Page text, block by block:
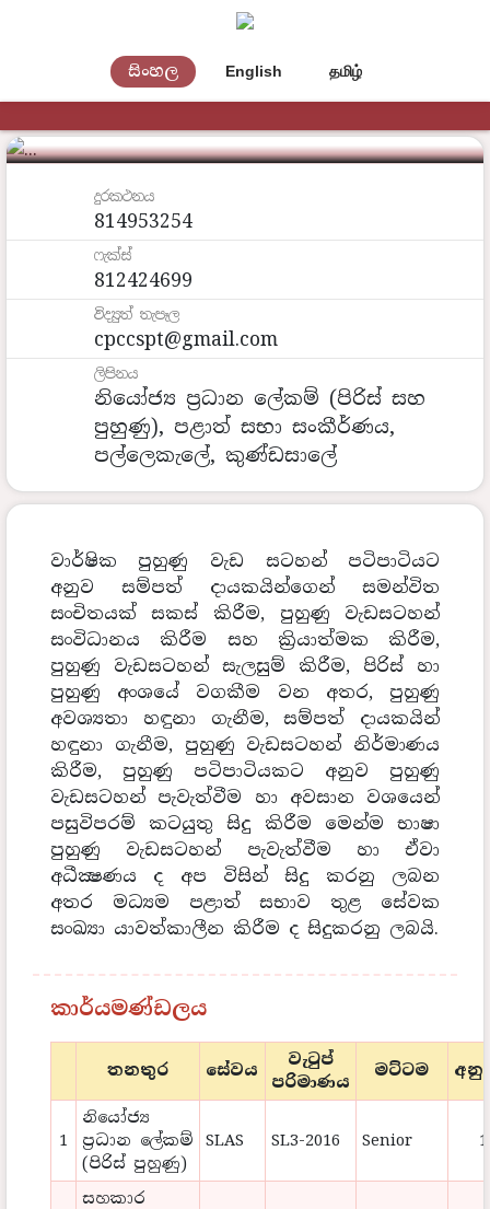
සිංහල English தமிழ்
පිරිස් සහ පුහුණු අංශය
දුරකථනය
814953254
ෆැක්ස්
812424699
විද්‍යුත් තැපෑල
cpccspt@gmail.com
ලිපිනය
නියෝජ්‍ය ප්‍රධාන ‍ලේකම් (පිරිස් සහ
පුහුණු), පළාත් සභා සංකීර්ණය,
පල්ලෙකැලේ, කුණ්ඩසාලේ
වාර්ෂික පුහුණු වැඩ සටහන් පටිපාටියට
අනුව සම්පත් දායකයින්ගෙන් සමන්විත
සංචිතයක් සකස් කිරීම, පුහුණු වැඩසටහන්
සංවිධානය කිරීම සහ ක්‍රියාත්මක කිරීම,
පුහුණු වැඩසටහන් සැලසුම් කිරීම, පිරිස් හා
පුහුණු අංශයේ වගකීම වන අතර, පුහුණු
අවශ්‍යතා හඳුනා ගැනීම, සම්පත් දායකයින්
හඳුනා ගැනීම, පුහුණු වැඩසටහන් නිර්මාණය
කිරීම, පුහුණු පටිපාටියකට අනුව පුහුණු
වැඩසටහන් පැවැත්වීම හා අවසාන වශයෙන්
පසුවිපරම් කටයුතු සිදු කිරීම මෙන්ම භාෂා
පුහුණු වැඩසටහන් පැවැත්වීම හා ඒවා
අධීක්‍ෂණය ද අප විසින් සිදු කරනු ලබන
අතර මධ්‍යම පළාත් සභාව තුළ සේවක
සංඛ්‍යා යාවත්කාලීන කිරීම ද සිදුකරනු ලබයි.
කාර්යමණ්ඩලය
තනතුර සේවය
වැටුප්
පරිමාණය
මට්ටම
1
නියෝජ්‍ය
ප්‍රධාන ලේකම්
(පිරිස් පුහුණු)
SLAS SL3-2016 Senior 1
සහකාර